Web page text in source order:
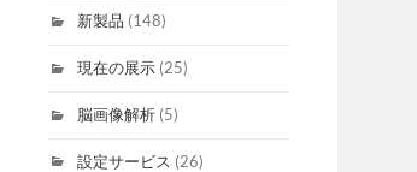
新製品 (148)
現在の展示 (25)
脳画像解析 (5)
設定サービス (26)